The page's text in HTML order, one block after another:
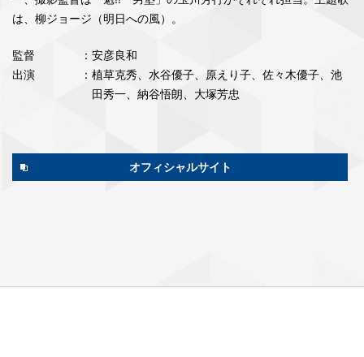
は、柳ジョージ（明日への風）。
監督
：安彦良和
出演
：植草克秀、水谷優子、原えり子、佐々木優子、池
田秀一、納谷悟朗、大塚芳忠
オフィシャルサイト